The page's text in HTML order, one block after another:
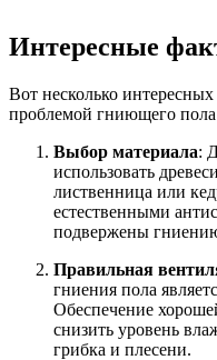
Интересные
Вот несколько
проблемой гниющего пола
Выбор материала:
использовать
лиственница или
естественными
подвержены
Правильная
гниения пола
Обеспечение
снизить уровень
грибка и плесени.